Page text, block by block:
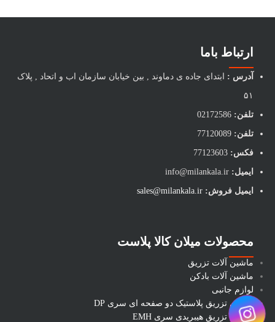
ارتباط باما
آدرس : ابتدای جاده ی دماوند , بین خیابان سازمان اب و اتحاد , پلاک
۵۱
تلفن: 02172586
تلفن:
فکس:
ایمیل:
ایمیل فروش: sales@milankala.ir
محصولات میلان کالا پلاست
ماشین آلات تزریق
ماشین آلات بادکن
لوازم جانبی
ماشین تزریق پلاستیک دو صفحه ای سری DP
ماشین تزریق هیبریدی سری EMH